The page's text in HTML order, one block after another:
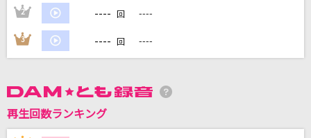
カラオケ最新情報をチェック！
DAMに会員登録・ログインして
2 ---- 回 ----
3 ---- 回 ----
再生回数ランキング